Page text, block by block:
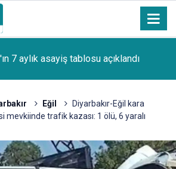
7 aylık asayiş tablosu açıklandı
Eğil
Diyarbakır-Eğil kara
mevkiinde trafik kazası: 1 ölü, 6 yaralı